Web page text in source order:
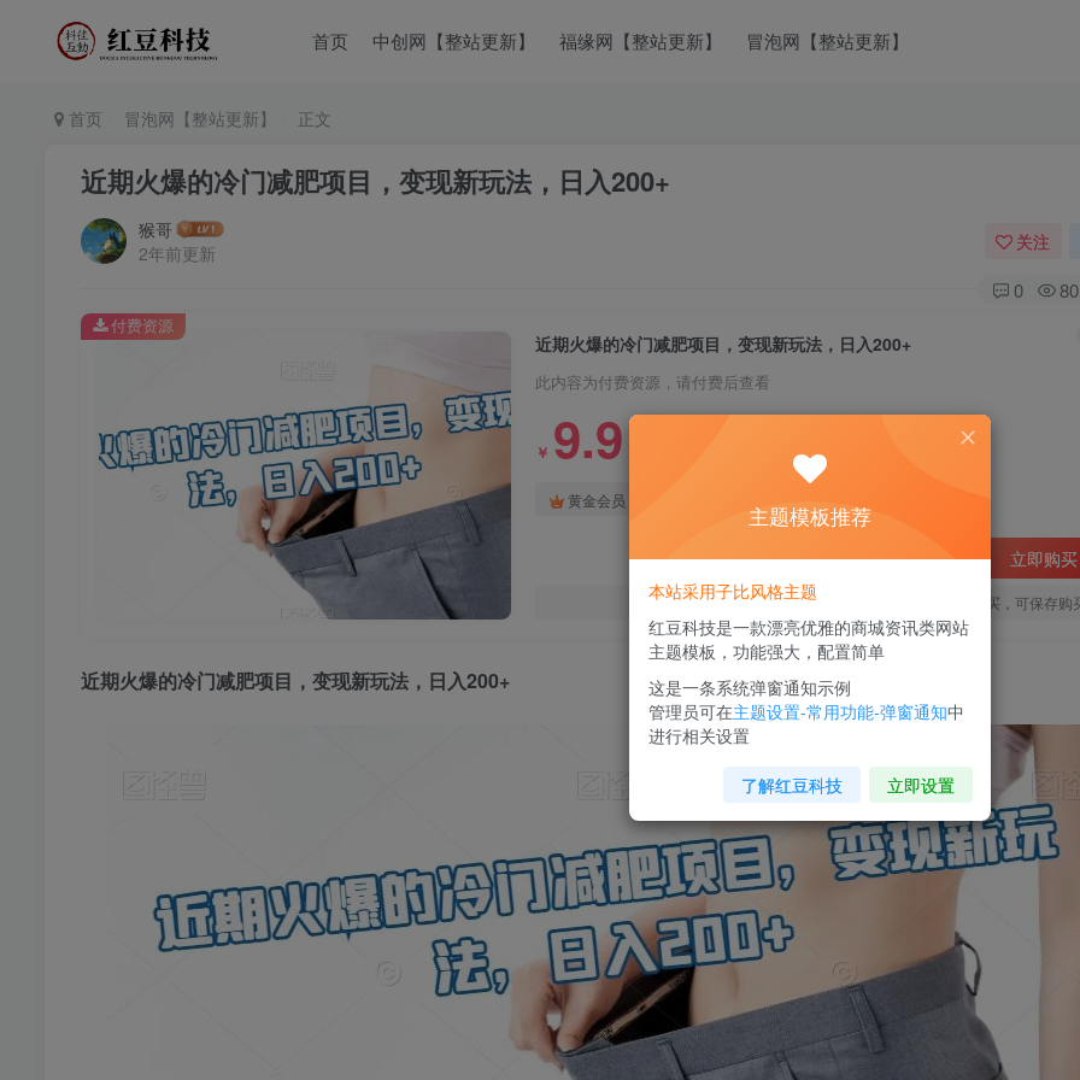
首页 中创网【整站更新】 福缘网【整站更新】 冒泡网【整站更新】
首页 冒泡网【整站更新】 正文
近期火爆的冷门减肥项目，变现新玩法，日入200+
猴哥
2年前更新
关注
0 80
近期火爆的冷门减肥项目，变现新玩法，日入200+
此内容为付费资源，请付费后查看
￥ 9.9
黄金会员
立即购买
您当前未登录！建议登陆后购买，可保存购
付费资源
近期火爆的冷门减肥项目 ，变现新玩法，日入200+
主题模板推荐
本站采用子比风格主题
红豆科技是一款漂亮优雅的商城资讯类网站
主题模板，功能强大，配置简单
这是一条系统弹窗通知示例
管理员可在主题设置-常用功能-弹窗通知中
进行相关设置
了解红豆科技 立即设置